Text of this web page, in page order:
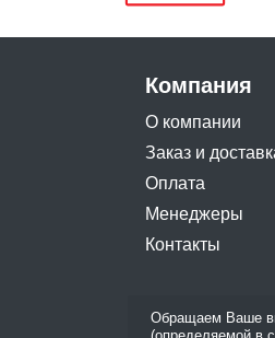
Компания
О компании
Заказ и
Оплата
Менеджеры
Контакты
Обращаем Ваше